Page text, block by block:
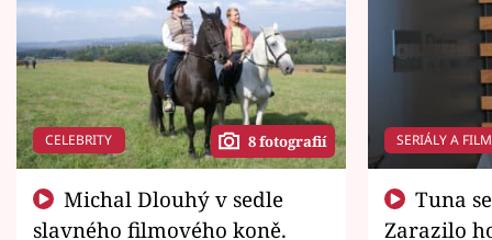
CELEBRITY 8 fotografií
slavného filmového koně.
SERIÁLY A
Zarazilo